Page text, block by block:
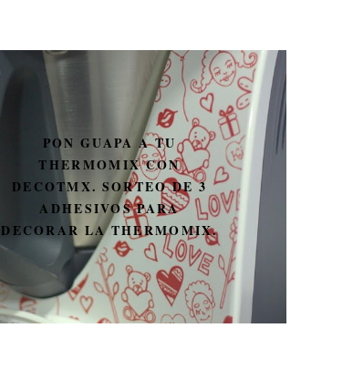
PON GUAPA A TU
THERMOMIX CON
DECOTMX. SORTEO DE 3
ADHESIVOS PARA
DECORAR LA THERMOMIX.